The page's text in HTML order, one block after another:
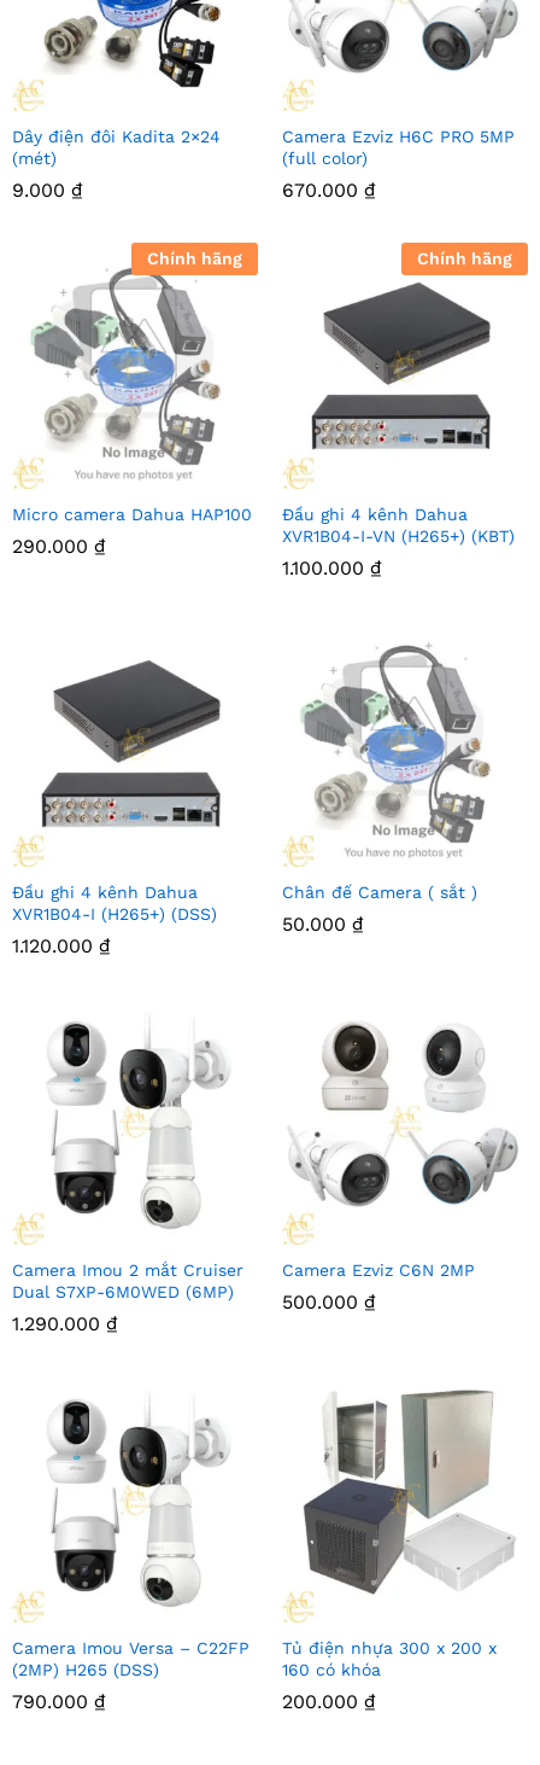
Dây điện đôi Kadita 2×24
(mét)
9.000 ₫
Camera Ezviz H6C PRO 5MP
(full color)
670.000 ₫
Chính hãng
Micro camera Dahua HAP100
290.000 ₫
Chính hãng
Đầu ghi 4 kênh Dahua
XVR1B04-I-VN (H265+) (KBT)
1.100.000 ₫
Đầu ghi 4 kênh Dahua
XVR1B04-I (H265+) (DSS)
1.120.000 ₫
Chân đế Camera ( sắt )
50.000 ₫
Camera Imou 2 mắt Cruiser
Dual S7XP-6M0WED (6MP)
1.290.000 ₫
Camera Ezviz C6N 2MP
500.000 ₫
Camera Imou Versa – C22FP
(2MP) H265 (DSS)
790.000 ₫
Tủ điện nhựa 300 x 200 x
160 có khóa
200.000 ₫